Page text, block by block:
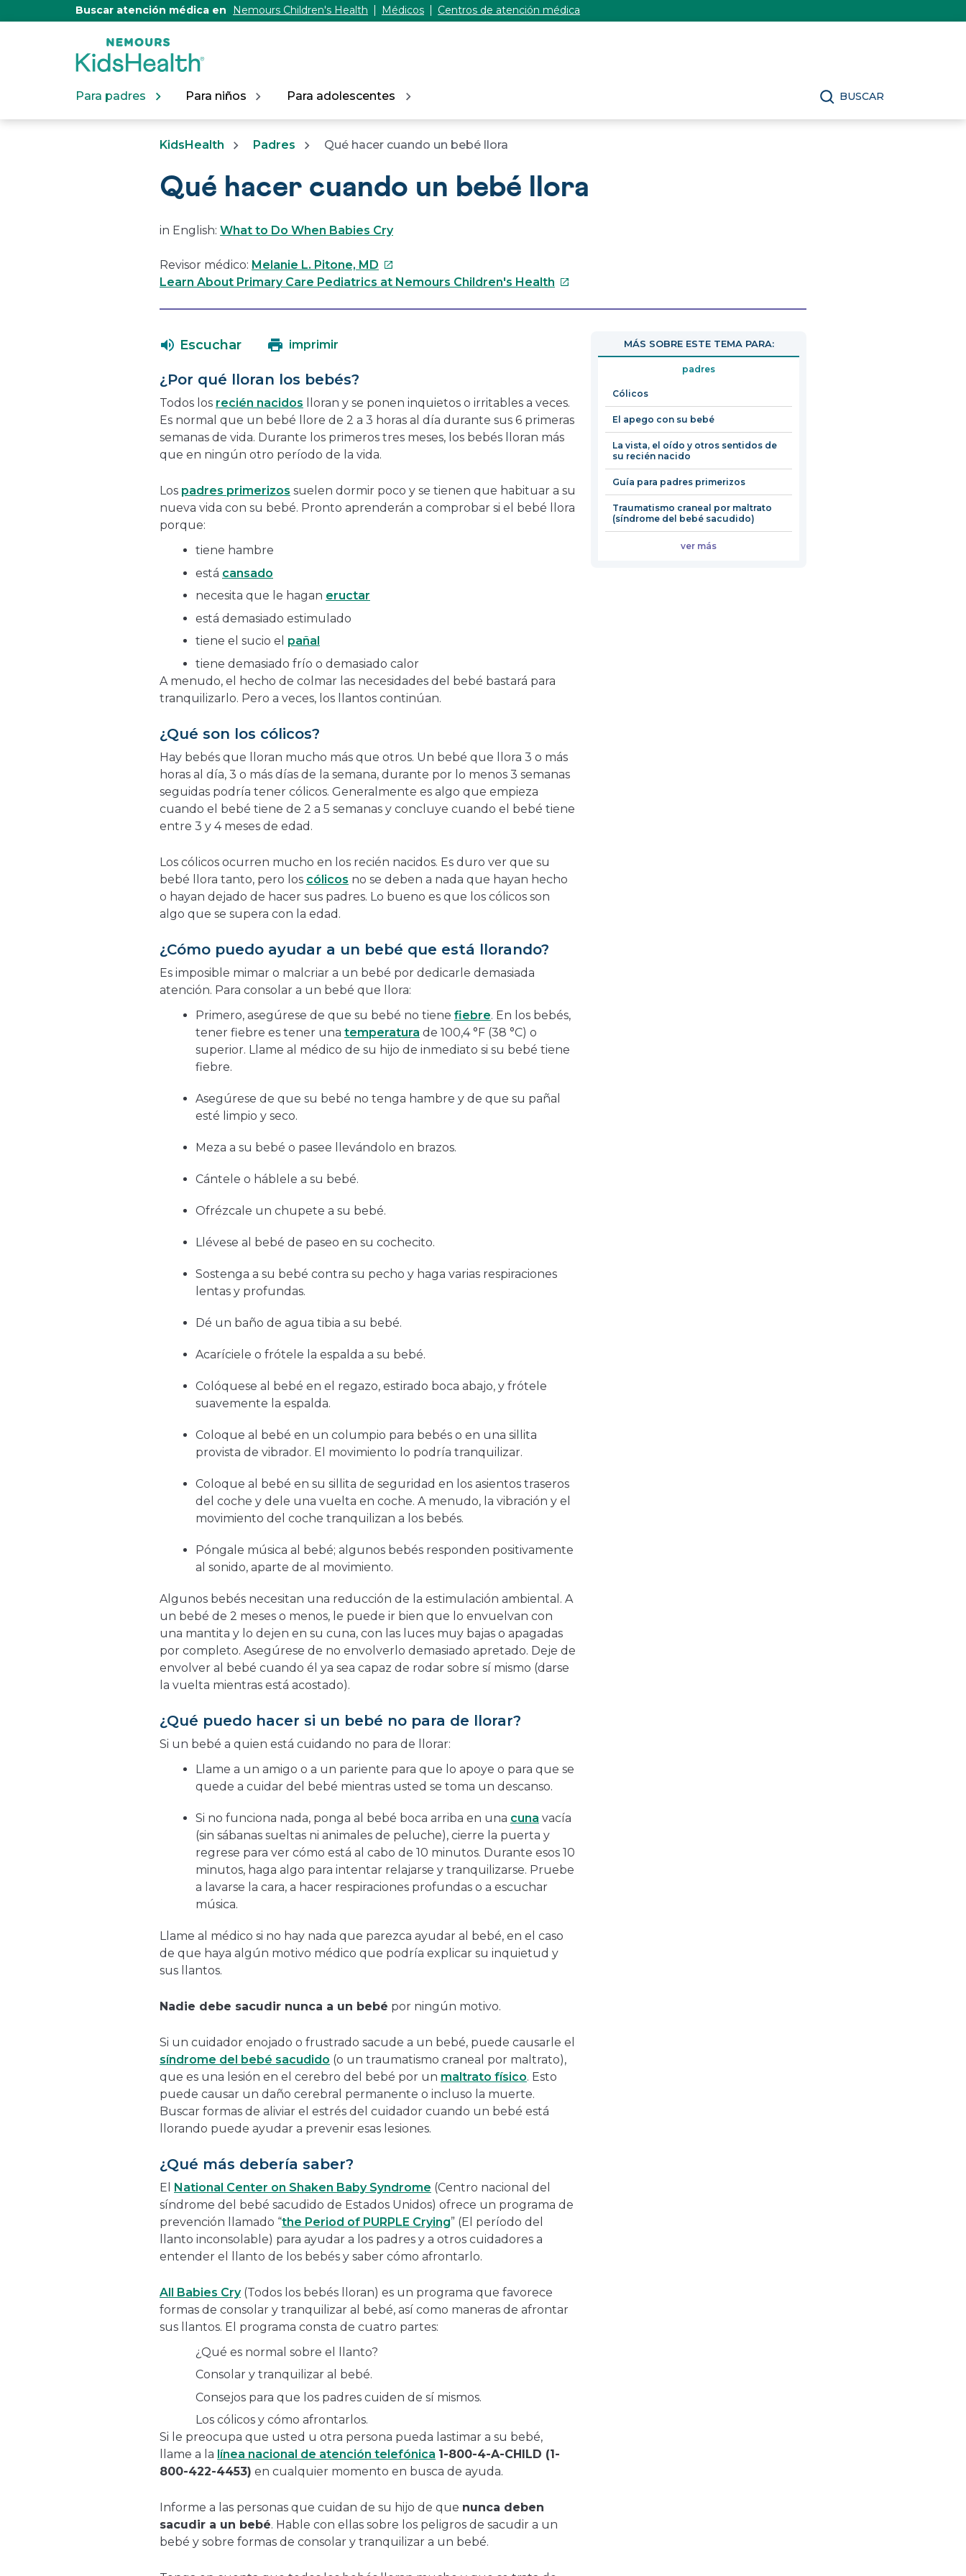
Buscar atención médica en Nemours Children's Health Médicos Centros de atención médica
Para padres Para niños Para adolescentes BUSCAR
KidsHealth Padres Qué hacer cuando un bebé llora
Qué hacer cuando un bebé llora
in English: What to Do When Babies Cry
Revisor médico: Melanie L. Pitone, MD Este
enlace
Learn About Primary Care Pediatrics at Nemours Children's Health Este
ventana
Escuchar imprimir
¿Por qué lloran los bebés?
Todos los recién nacidos lloran y se ponen inquietos o irritables a veces.
Es normal que un bebé llore de 2 a 3 horas al día durante sus 6 primeras
semanas de vida. Durante los primeros tres meses, los bebés lloran más
que en ningún otro período de la vida.
Los padres primerizos suelen dormir poco y se tienen que habituar a su
nueva vida con su bebé. Pronto aprenderán a comprobar si el bebé llora
porque:
tiene hambre
está cansado
necesita que le hagan eructar
está demasiado estimulado
tiene el sucio el pañal
tiene demasiado frío o demasiado calor
A menudo, el hecho de colmar las necesidades del bebé bastará para
tranquilizarlo. Pero a veces, los llantos continúan.
¿Qué son los cólicos?
Hay bebés que lloran mucho más que otros. Un bebé que llora 3 o más
horas al día, 3 o más días de la semana, durante por lo menos 3 semanas
seguidas podría tener cólicos. Generalmente es algo que empieza
cuando el bebé tiene de 2 a 5 semanas y concluye cuando el bebé tiene
entre 3 y 4 meses de edad.
Los cólicos ocurren mucho en los recién nacidos. Es duro ver que su
bebé llora tanto, pero los cólicos no se deben a nada que hayan hecho
o hayan dejado de hacer sus padres. Lo bueno es que los cólicos son
algo que se supera con la edad.
¿Cómo puedo ayudar a un bebé que está llorando?
Es imposible mimar o malcriar a un bebé por dedicarle demasiada
atención. Para consolar a un bebé que llora:
Primero, asegúrese de que su bebé no tiene fiebre. En los bebés,
tener fiebre es tener una temperatura de 100,4 °F (38 °C) o
superior. Llame al médico de su hijo de inmediato si su bebé tiene
fiebre.
Asegúrese de que su bebé no tenga hambre y de que su pañal
esté limpio y seco.
Meza a su bebé o pasee llevándolo en brazos.
Cántele o háblele a su bebé.
Ofrézcale un chupete a su bebé.
Llévese al bebé de paseo en su cochecito.
Sostenga a su bebé contra su pecho y haga varias respiraciones
lentas y profundas.
Dé un baño de agua tibia a su bebé.
Acaríciele o frótele la espalda a su bebé.
Colóquese al bebé en el regazo, estirado boca abajo, y frótele
suavemente la espalda.
Coloque al bebé en un columpio para bebés o en una sillita
provista de vibrador. El movimiento lo podría tranquilizar.
Coloque al bebé en su sillita de seguridad en los asientos traseros
del coche y dele una vuelta en coche. A menudo, la vibración y el
movimiento del coche tranquilizan a los bebés.
Póngale música al bebé; algunos bebés responden positivamente
al sonido, aparte de al movimiento.
Algunos bebés necesitan una reducción de la estimulación ambiental. A
un bebé de 2 meses o menos, le puede ir bien que lo envuelvan con
una mantita y lo dejen en su cuna, con las luces muy bajas o apagadas
por completo. Asegúrese de no envolverlo demasiado apretado. Deje de
envolver al bebé cuando él ya sea capaz de rodar sobre sí mismo (darse
la vuelta mientras está acostado).
¿Qué puedo hacer si un bebé no para de llorar?
Si un bebé a quien está cuidando no para de llorar:
Llame a un amigo o a un pariente para que lo apoye o para que se
quede a cuidar del bebé mientras usted se toma un descanso.
Si no funciona nada, ponga al bebé boca arriba en una cuna vacía
(sin sábanas sueltas ni animales de peluche), cierre la puerta y
regrese para ver cómo está al cabo de 10 minutos. Durante esos 10
minutos, haga algo para intentar relajarse y tranquilizarse. Pruebe
a lavarse la cara, a hacer respiraciones profundas o a escuchar
música.
Llame al médico si no hay nada que parezca ayudar al bebé, en el caso
de que haya algún motivo médico que podría explicar su inquietud y
sus llantos.
Nadie debe sacudir nunca a un bebé por ningún motivo.
Si un cuidador enojado o frustrado sacude a un bebé, puede causarle el
síndrome del bebé sacudido (o un traumatismo craneal por maltrato),
que es una lesión en el cerebro del bebé por un maltrato físico. Esto
puede causar un daño cerebral permanente o incluso la muerte.
Buscar formas de aliviar el estrés del cuidador cuando un bebé está
llorando puede ayudar a prevenir esas lesiones.
¿Qué más debería saber?
El National Center on Shaken Baby Syndrome (Centro nacional del
síndrome del bebé sacudido de Estados Unidos) ofrece un programa de
prevención llamado “the Period of PURPLE Crying” (El período del
llanto inconsolable) para ayudar a los padres y a otros cuidadores a
entender el llanto de los bebés y saber cómo afrontarlo.
All Babies Cry(Todos los bebés lloran) es un programa que favorece
formas de consolar y tranquilizar al bebé, así como maneras de afrontar
sus llantos. El programa consta de cuatro partes:
¿Qué es normal sobre el llanto?
Consolar y tranquilizar al bebé.
Consejos para que los padres cuiden de sí mismos.
Los cólicos y cómo afrontarlos.
Si le preocupa que usted u otra persona pueda lastimar a su bebé,
llame a la línea nacional de atención telefónica 1-800-4-A-CHILD (1-
800-422-4453) en cualquier momento en busca de ayuda.
Informe a las personas que cuidan de su hijo de que nunca deben
sacudir a un bebé. Hable con ellas sobre los peligros de sacudir a un
bebé y sobre formas de consolar y tranquilizar a un bebé.
MÁS SOBRE ESTE TEMA PARA:
padres
Cólicos
El apego con su bebé
La vista, el oído y otros sentidos de
su recién nacido
Guía para padres primerizos
Traumatismo craneal por maltrato
(síndrome del bebé sacudido)
ver más